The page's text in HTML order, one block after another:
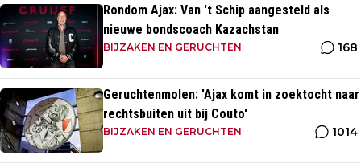
Rondom Ajax: Van 't Schip aangesteld als
nieuwe bondscoach Kazachstan
BIJZAKEN EN GERUCHTEN 168
Geruchtenmolen: 'Ajax komt in zoektocht naar
rechtsbuiten uit bij Couto'
BIJZAKEN EN GERUCHTEN 1014